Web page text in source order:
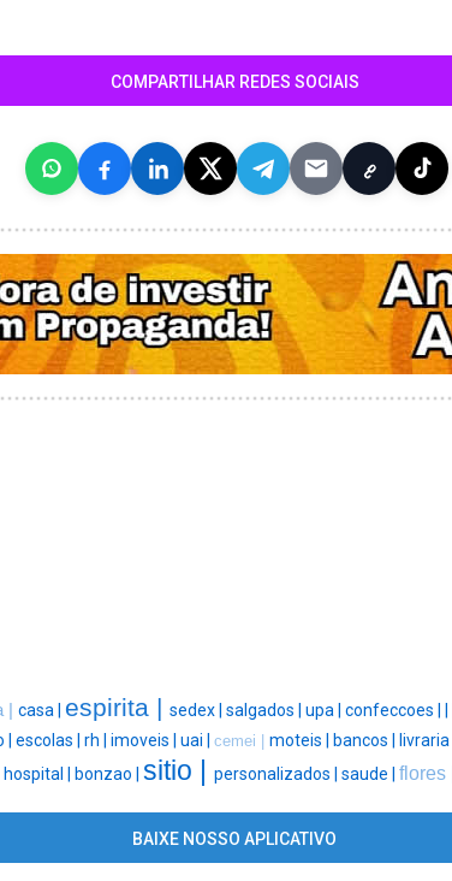
COMPARTILHAR REDES SOCIAIS
| casa | espirita | sedex | salgados | upa | confeccoes |
escolas | rh | imoveis | uai | cemei | moteis | bancos | livraria |
hospital | bonzao | sitio | personalizados | saude | flores |
BAIXE NOSSO APLICATIVO